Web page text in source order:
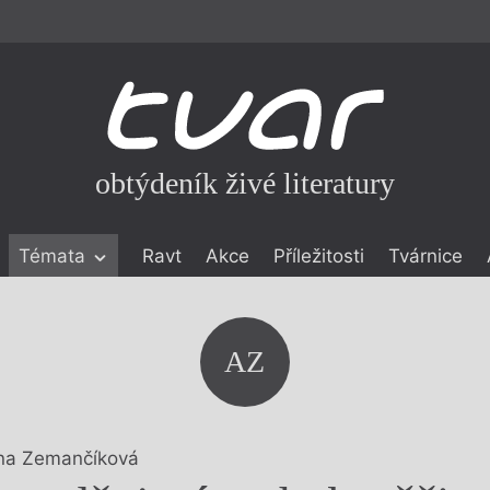
obtýdeník živé literatury
Témata Ravt Akce Příležitosti Tvárnice
AZ
Zemančíková